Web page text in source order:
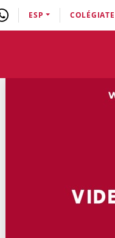
ESP COLÉGIATE